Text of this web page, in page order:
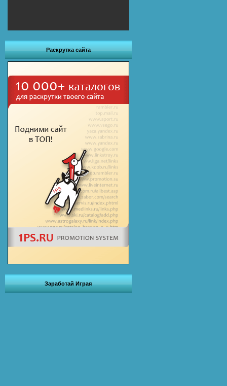
Раскрутка сайта
Заработай Играя